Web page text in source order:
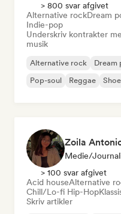
> 800 svar afgivet
Alternative rockDream
Indie-pop
Underskriv kontrakter
musik
Alternative rock Dream
Pop-soul
Reggae
Zoila
Medie/
> 100 svar afgivet
Acid houseAlternative
Chill/Lo-fi Hip-Hop
Skriv artikler